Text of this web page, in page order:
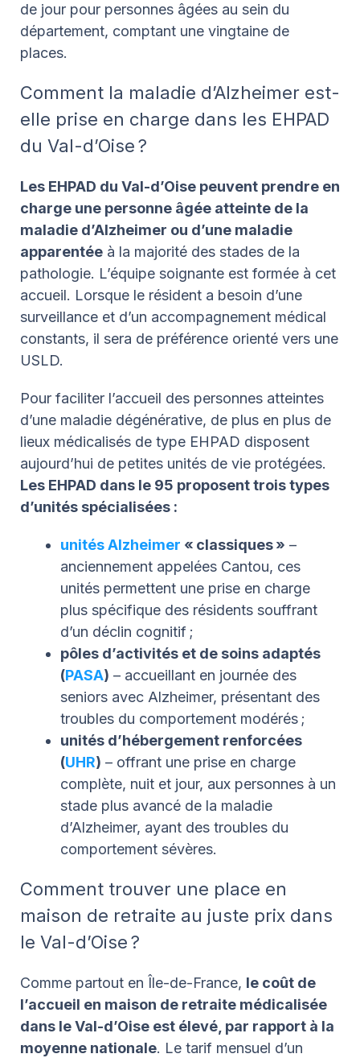
de jour pour personnes âgées au sein du
département, comptant une vingtaine de
places.
Comment la maladie d’Alzheimer est-
elle prise en charge dans les EHPAD
du Val-d’Oise ?
Les EHPAD du Val-d’Oise peuvent prendre en
charge une personne âgée atteinte de la
maladie d’Alzheimer ou d’une maladie
apparentée à la majorité des stades de la
pathologie. L’équipe soignante est formée à cet
accueil. Lorsque le résident a besoin d’une
surveillance et d’un accompagnement médical
constants, il sera de préférence orienté vers une
USLD.
Pour faciliter l’accueil des personnes atteintes
d’une maladie dégénérative, de plus en plus de
lieux médicalisés de type EHPAD disposent
aujourd’hui de petites unités de vie protégées.
Les EHPAD dans le 95 proposent trois types
d’unités spécialisées :
unités Alzheimer « classiques » –
anciennement appelées Cantou, ces
unités permettent une prise en charge
plus spécifique des résidents souffrant
d’un déclin cognitif ;
pôles d’activités et de soins adaptés
(PASA) – accueillant en journée des
seniors avec Alzheimer, présentant des
troubles du comportement modérés ;
unités d’hébergement renforcées
(UHR) – offrant une prise en charge
complète, nuit et jour, aux personnes à un
stade plus avancé de la maladie
d’Alzheimer, ayant des troubles du
comportement sévères.
Comment trouver une place en
maison de retraite au juste prix dans
le Val-d’Oise ?
Comme partout en Île-de-France, le coût de
l’accueil en maison de retraite médicalisée
dans le Val-d’Oise est élevé, par rapport à la
moyenne nationale. Le tarif mensuel d’un